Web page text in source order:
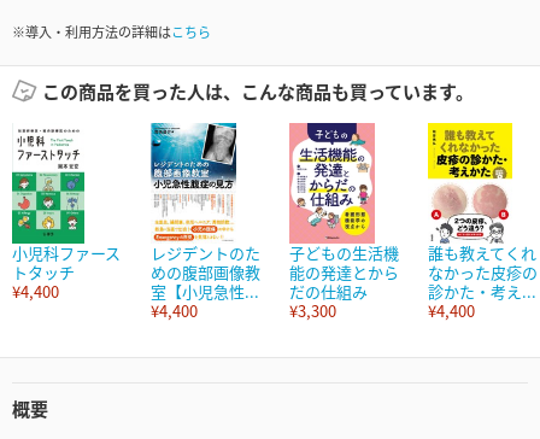
※導入・利用方法の詳細はこちら
この商品を買った人は、こんな商品も買っています。
小児科ファース
トタッチ
¥4,400
レジデントのた
めの腹部画像教
室【小児急性...
¥4,400
子どもの生活機
能の発達とから
だの仕組み
¥3,300
誰も教えてくれ
なかった皮疹の
診かた・考え...
¥4,400
概要